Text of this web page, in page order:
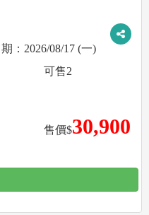
2026/08/17 (一)
售價$30,900
可售2